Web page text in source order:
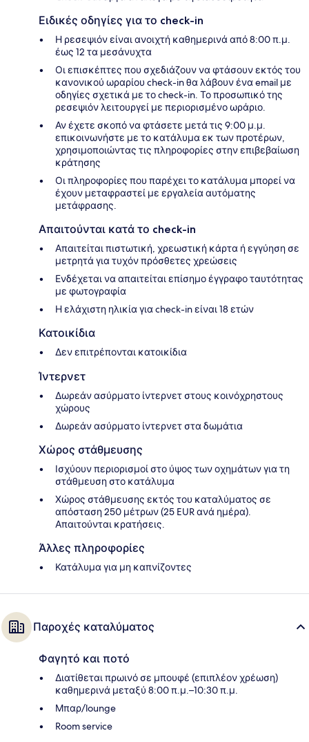
Ειδικές οδηγίες για το check-in
Η ρεσεψιόν είναι ανοιχτή καθημερινά από 8:00 π.μ.
έως 12 τα μεσάνυχτα
Οι επισκέπτες που σχεδιάζουν να φτάσουν εκτός του
κανονικού ωραρίου check-in θα λάβουν ένα email με
οδηγίες σχετικά με το check-in. Το προσωπικό της
ρεσεψιόν λειτουργεί με περιορισμένο ωράριο.
Αν έχετε σκοπό να φτάσετε μετά τις 9:00 μ.μ.
επικοινωνήστε με το κατάλυμα εκ των προτέρων,
χρησιμοποιώντας τις πληροφορίες στην επιβεβαίωση
κράτησης
Οι πληροφορίες που παρέχει το κατάλυμα μπορεί να
έχουν μεταφραστεί με εργαλεία αυτόματης
μετάφρασης.
Απαιτούνται κατά το check-in
Απαιτείται πιστωτική, χρεωστική κάρτα ή εγγύηση σε
μετρητά για τυχόν πρόσθετες χρεώσεις
Ενδέχεται να απαιτείται επίσημο έγγραφο ταυτότητας
με φωτογραφία
Η ελάχιστη ηλικία για check-in είναι 18 ετών
Κατοικίδια
Δεν επιτρέπονται κατοικίδια
Ίντερνετ
Δωρεάν ασύρματο ίντερνετ στους κοινόχρηστους
χώρους
Δωρεάν ασύρματο ίντερνετ στα δωμάτια
Χώρος στάθμευσης
Ισχύουν περιορισμοί στο ύψος των οχημάτων για τη
στάθμευση στο κατάλυμα
Χώρος στάθμευσης εκτός του καταλύματος σε
απόσταση 250 μέτρων (25 EUR ανά ημέρα).
Απαιτούνται κρατήσεις.
Άλλες πληροφορίες
Κατάλυμα για μη καπνίζοντες
Παροχές καταλύματος
Φαγητό και ποτό
Διατίθεται πρωινό σε μπουφέ (επιπλέον χρέωση)
καθημερινά μεταξύ 8:00 π.μ.–10:30 π.μ.
Μπαρ/lounge
Room service